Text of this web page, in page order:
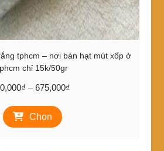
tphcm – nơi bán hạt mút xốp ở
chỉ 15k/50gr
₫ – 675,000₫Khoảng
Chọn
phẩm